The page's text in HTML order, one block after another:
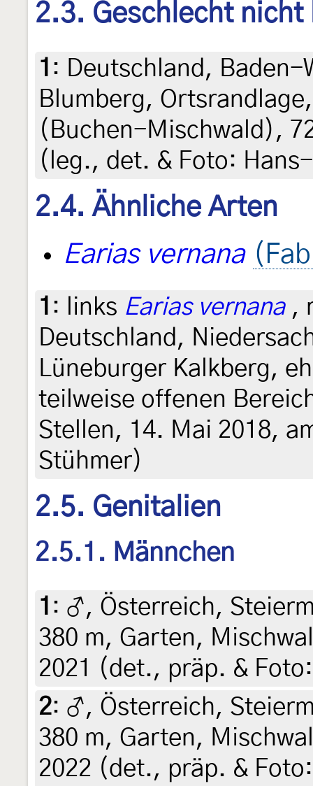
2.3. Geschlecht nicht
1 : Deutschland, Baden-
Blumberg,
(Buchen-Mischwald),
(leg., det. & Foto:
2.4. Ähnliche Arten
Earias vernana
1 : links Earias vernana,
Deutschland,
Lüneburger Kalkberg,
teilweise offenen
Stellen, 14. Mai 2018,
Stühmer)
2.5. Genitalien
2.5.1. Männchen
1 : ♂, Österreich,
380 m, Garten,
2021 (det., präp. &
2: ♂, Österreich,
380 m, Garten,
2022 (det., präp. &